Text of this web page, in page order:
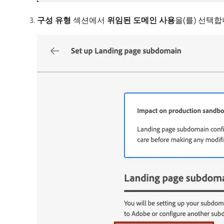
구성 유형 섹션에서 위임된 도메인 사용을(를) 선택합